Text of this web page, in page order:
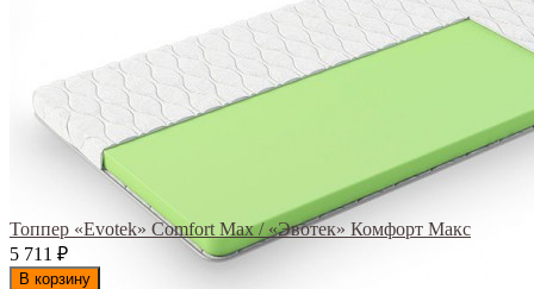
Топпер «Evotek» Comfort Max / «Эвотек» Комфорт Макс
5 711
₽
В корзину